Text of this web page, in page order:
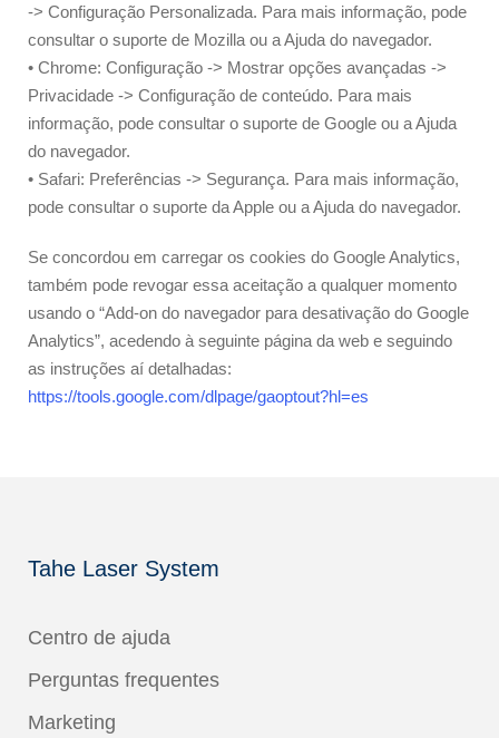
-> Configuração Personalizada. Para mais informação, pode
consultar o suporte de Mozilla ou a Ajuda do navegador.
• Chrome: Configuração -> Mostrar opções avançadas ->
Privacidade -> Configuração de conteúdo. Para mais
informação, pode consultar o suporte de Google ou a Ajuda
do navegador.
• Safari: Preferências -> Segurança. Para mais informação,
pode consultar o suporte da Apple ou a Ajuda do navegador.
Se concordou em carregar os cookies do Google Analytics,
também pode revogar essa aceitação a qualquer momento
usando o “Add-on do navegador para desativação do Google
Analytics”, acedendo à seguinte página da web e seguindo
as instruções aí detalhadas:
https://tools.google.com/dlpage/gaoptout?hl=es
Tahe Laser System
Centro de ajuda
Perguntas frequentes
Marketing